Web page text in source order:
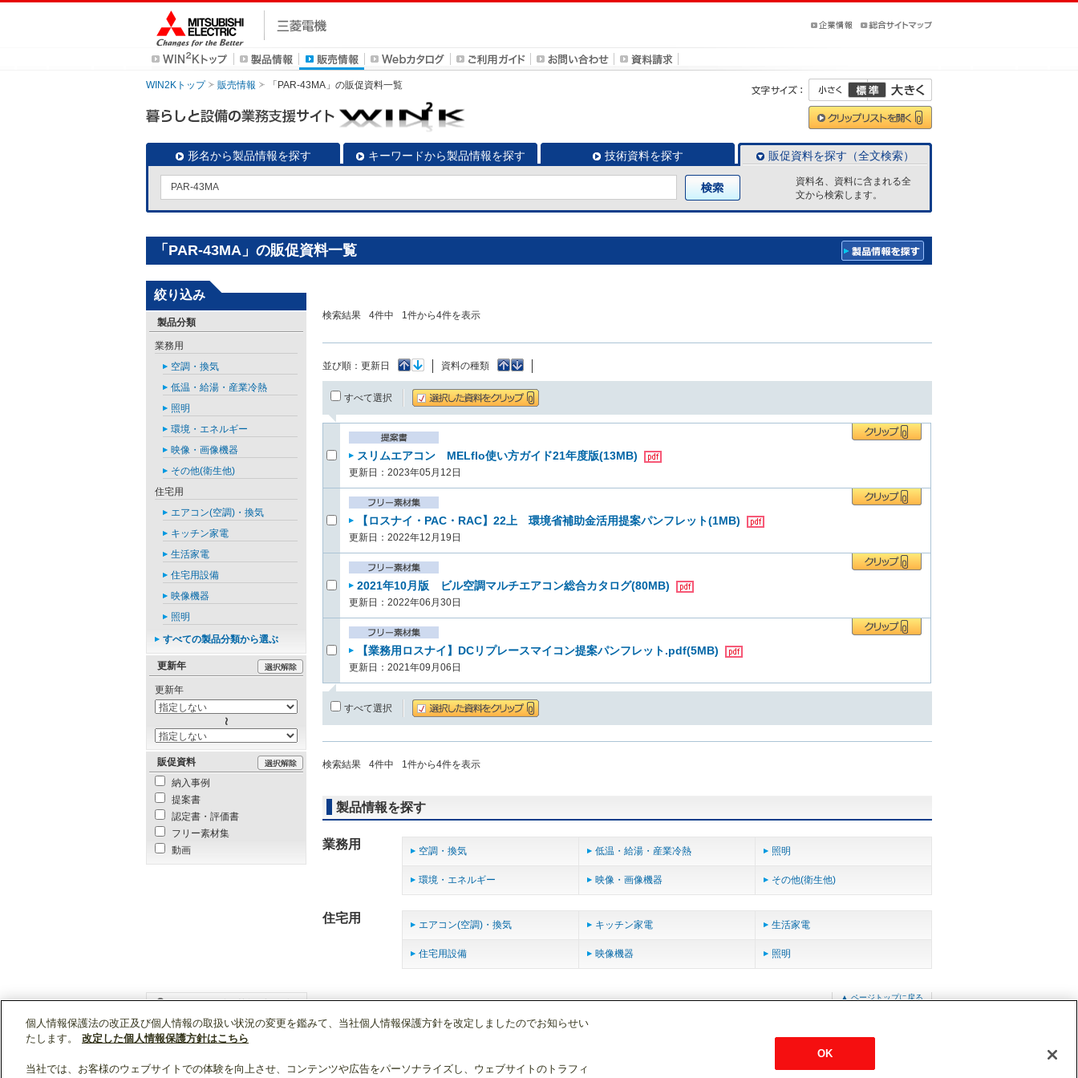
WIN2Kトップ 販売情報 「PAR-43MA」の販促資料一覧
形名から製品情報を探す キーワードから製品情報を探す 技術資料を探す 販促資料を探す（全文検索）
資料名、資料に含まれる全
文から検索します。
「PAR-43MA」の販促資料一覧
検索結果 4件中 1件から4件を表示
並び順： 更新日 資料の種類
すべて選択
スリムエアコン MELflo使い方ガイド21年度版(13MB)
更新日：2023年05月12日
【ロスナイ・PAC・RAC】22上 環境省補助金活用提案パンフレット(1MB)
更新日：2022年12月19日
2021年10月版 ビル空調マルチエアコン総合カタログ(80MB)
更新日：2022年06月30日
【業務用ロスナイ】DCリプレースマイコン提案パンフレット.pdf(5MB)
更新日：2021年09月06日
すべて選択
検索結果 4件中 1件から4件を表示
製品情報を探す
業務用 空調・換気 低温・給湯・産業冷熱 照明
環境・エネルギー 映像・画像機器 その他(衛生他)
住宅用 エアコン(空調)・換気 キッチン家電 生活家電
住宅用設備 映像機器 照明
絞り込み
製品分類
業務用
空調・換気
低温・給湯・産業冷熱
照明
環境・エネルギー
映像・画像機器
その他(衛生他)
住宅用
エアコン(空調)・換気
キッチン家電
生活家電
住宅用設備
映像機器
照明
すべての製品分類から選ぶ
更新年
更新年
販促資料
納入事例
提案書
認定書・評価書
フリー素材集
動画
▲ ページトップに戻る
WIN2Kトップ 販売情報
個人情報保護法の改正及び個人情報の取扱い状況の変更を鑑みて、当社個人情報保護方針を改定しましたのでお知らせい
たします。
改定した個人情報保護方針はこちら
当社では、お客様のウェブサイトでの体験を向上させ、コンテンツや広告をパーソナライズし、ウェブサイトのトラフィ
OK